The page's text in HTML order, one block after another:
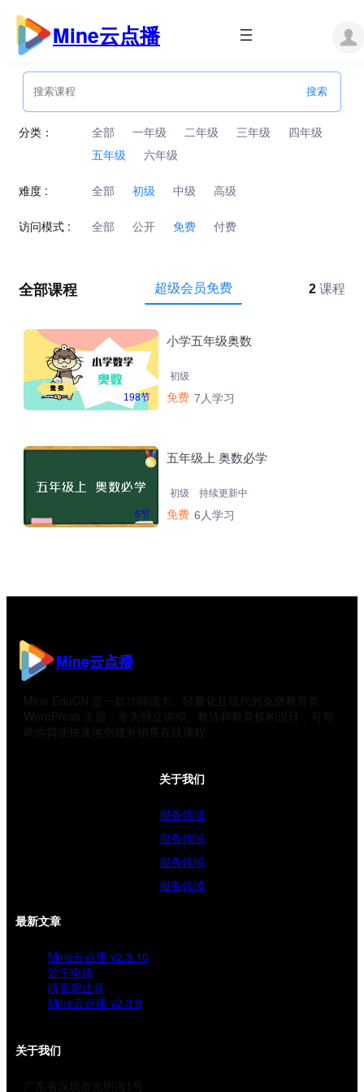
跳
内
Mine云点播
分类： 全部 一年级 二年级 三年级
四年级
五年级
六年级
难度 : 全部 初级 中级 高级
访问模式 : 全部 公开 免费 付费
全部课程 超级会员免费 2 课程
198节
小学五年级奥数
初级
免费 7人学习
6节
五年级上 奥数必学
初级 持续更新中
免费 6人学习
Mine云点播
Mine EduCN 是一款功能强大、轻量化且现代的免费教育类
WordPress 主题，专为独立讲师、教练和教育机构设计，可帮
助你简便快速地创建并销售在线课程
关于我们
服务领域
服务领域
服务领域
服务领域
最新文章
Mine云点播 v2.3.10
皆宁电路
听雷观止录
Mine云点播 v2.3.9
关于我们
广东省深圳市光明街1号